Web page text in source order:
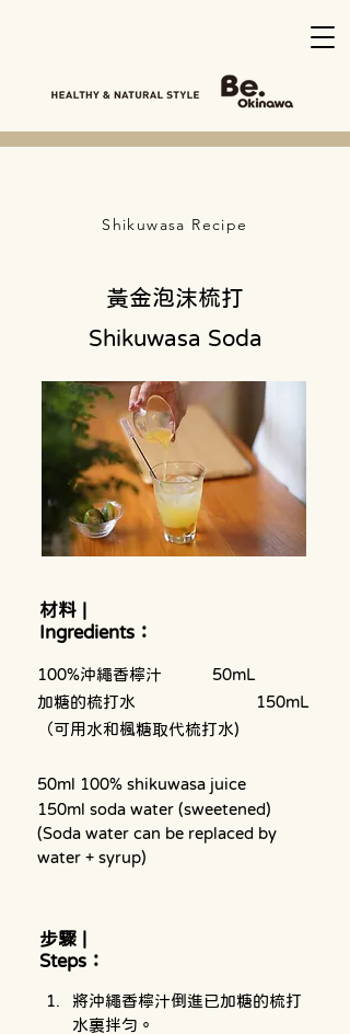
Shikuwasa Recipe
黃金泡沫梳打
Shikuwasa Soda
材料 |
Ingredients：
100%沖繩香檸汁 		50mL
加糖的梳打水 			150mL
（可用水和楓糖取代梳打水)
50ml 100% shikuwasa juice
150ml soda water (sweetened)
(Soda water can be replaced by
water + syrup)
步驟 |
Steps：
將沖繩香檸汁倒進已加糖的梳打
水裏拌勻。